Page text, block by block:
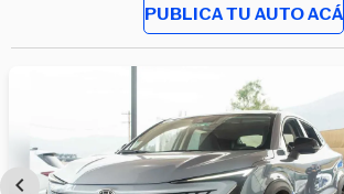
PUBLICA TU AUTO ACÁ